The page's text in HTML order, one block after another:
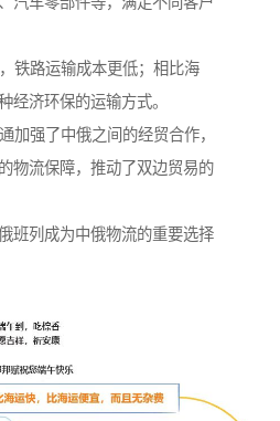
铁路运输成本更低；相比海
经济环保的运输方式。
加强了中俄之间的经贸合作，
物流保障，推动了双边贸易的
班列成为中俄物流的重要选择